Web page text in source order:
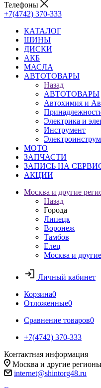
Телефоны
+7(4742) 370-333
КАТАЛОГ
ШИНЫ
ДИСКИ
АКБ
МАСЛА
АВТОТОВАРЫ
Назад
АВТОТОВАРЫ
Автохимия и
Электрика и
Инструмент
МОТО
ЗАПЧАСТИ
ЗАПИСЬ НА
АКЦИИ
Москва и другие
Назад
Города
Липецк
Воронеж
Тамбов
Елец
Москва и
Личный кабинет
Корзина0
Отложенные0
Сравнение товаров0
+7(4742) 370-333
Контактная информация
Москва и другие регионы
internet@shintorg48.ru